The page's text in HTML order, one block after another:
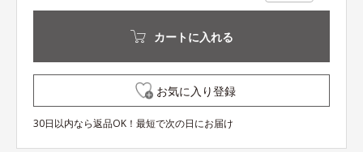
カートに入れる
お気に入り登録
30日以内なら返品OK！最短で次の日にお届け